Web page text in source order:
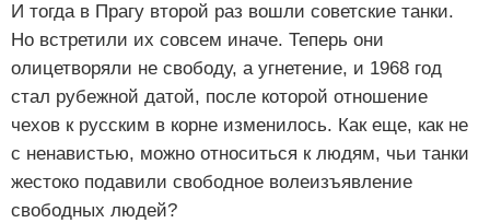
И тогда в Прагу второй раз вошли советские танки.
Но встретили их совсем иначе. Теперь они
олицетворяли не свободу, а угнетение, и 1968 год
стал рубежной датой, после которой отношение
чехов к русским в корне изменилось. Как еще, как не
с ненавистью, можно относиться к людям, чьи танки
жестоко подавили свободное волеизъявление
свободных людей?